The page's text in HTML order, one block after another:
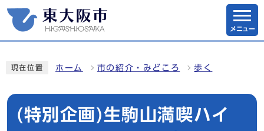
メニュー
現在位置 ホーム 市の紹介・みどころ 歩く
(特別企画)生駒山満喫ハイ